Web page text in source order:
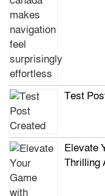
Test
Elevate
Thrilling